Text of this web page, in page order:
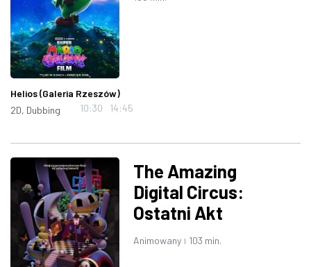
Helios (Galeria Rzeszów)
2D, Dubbing
10:30 14:45
The Amazing
Digital Circus:
Ostatni Akt
Animowany | 103 min.